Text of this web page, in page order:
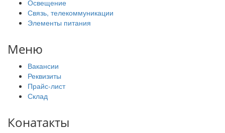
Освещение
Связь, телекоммуникации
Элементы питания
Меню
Вакансии
Реквизиты
Прайс-лист
Склад
Конатакты